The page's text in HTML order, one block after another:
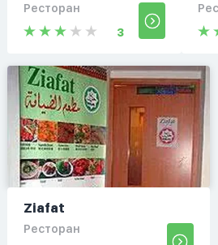
Ресторан
3
Ziafat
Ресторан